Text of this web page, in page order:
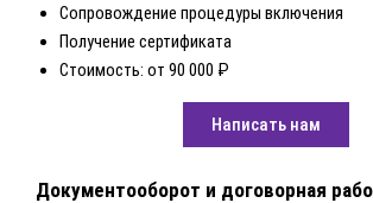
Сопровождение процедуры включения
Получение сертификата
Стоимость: от 90 000 ₽
Написать нам
Документооборот и договорная